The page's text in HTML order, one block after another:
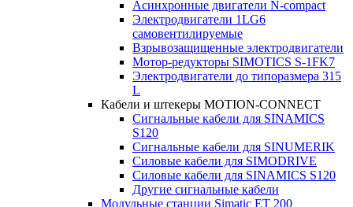
Асинхронные двигатели N-compact
Электродвигатели 1LG6
cамовентилируемые
Взрывозащищенные электродвигатели
Мотор-редукторы SIMOTICS S-1FK7
Электродвигатели до типоразмера 315
L
Кабели и штекеры MOTION-CONNECT
Сигнальные кабели для SINAMICS
S120
Сигнальные кабели для SINUMERIK
Силовые кабели для SIMODRIVE
Силовые кабели для SINAMICS S120
Другие сигнальные кабели
Модульные станции Simatic ET 200